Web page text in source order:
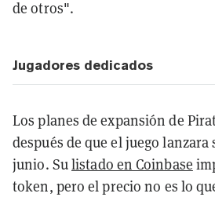
de otros".
Jugadores dedicados
Los planes de expansión de
después de que el juego lanzara
junio. Sulistado en Coinbase
token, pero el precio no es lo